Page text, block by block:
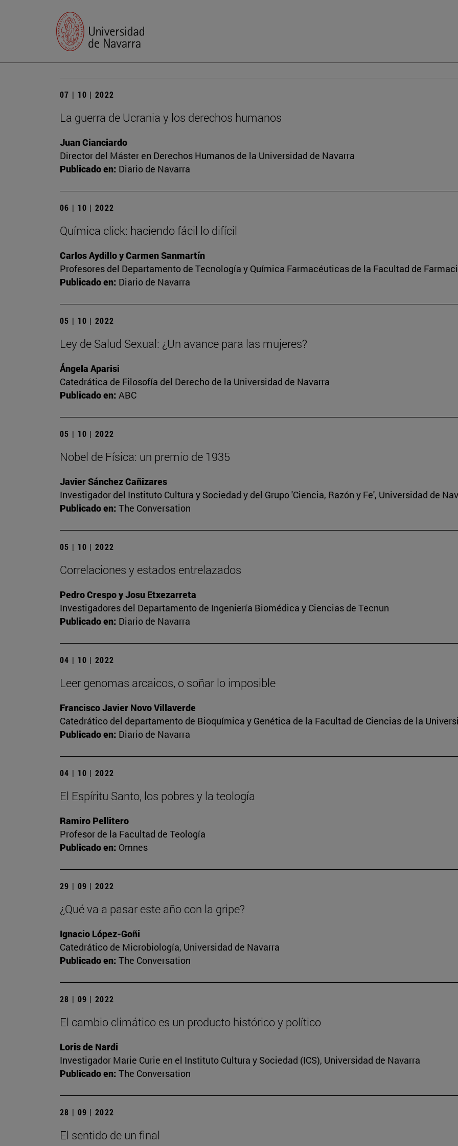
07 | 10 | 2022
La guerra de Ucrania y los derechos humanos
Juan Cianciardo
Director del Máster en Derechos Humanos de la Universidad de Navarra
Publicado en: Diario de Navarra
06 | 10 | 2022
Química click: haciendo fácil lo difícil
Carlos Aydillo y Carmen Sanmartín
Profesores del Departamento de Tecnología y Química Farmacéuticas de la Facultad de
Publicado en: Diario de Navarra
05 | 10 | 2022
Ley de Salud Sexual: ¿Un avance para las mujeres?
Ángela Aparisi
Catedrática de Filosofía del Derecho de la Universidad de Navarra
Publicado en: ABC
05 | 10 | 2022
Nobel de Física: un premio de 1935
Javier Sánchez Cañizares
Investigador del Instituto Cultura y Sociedad y del Grupo 'Ciencia, Razón y Fe', Universidad de
Publicado en: The Conversation
05 | 10 | 2022
Correlaciones y estados entrelazados
Pedro Crespo y Josu Etxezarreta
Investigadores del Departamento de Ingeniería Biomédica y Ciencias de Tecnun
Publicado en: Diario de Navarra
04 | 10 | 2022
Leer genomas arcaicos, o soñar lo imposible
Francisco Javier Novo Villaverde
Catedrático del departamento de Bioquímica y Genética de la Facultad de Ciencias de la
Publicado en: Diario de Navarra
04 | 10 | 2022
El Espíritu Santo, los pobres y la teología
Ramiro Pellitero
Profesor de la Facultad de Teología
Publicado en: Omnes
29 | 09 | 2022
¿Qué va a pasar este año con la gripe?
Ignacio López-Goñi
Catedrático de Microbiología, Universidad de Navarra
Publicado en: The Conversation
28 | 09 | 2022
El cambio climático es un producto histórico y político
Loris de Nardi
Investigador Marie Curie en el Instituto Cultura y Sociedad (ICS), Universidad de Navarra
Publicado en: The Conversation
28 | 09 | 2022
El sentido de un final